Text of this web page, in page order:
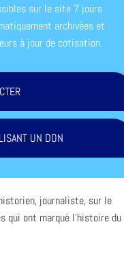
sur le site 7 jours
archivées et
à jour de cotisation.
UN DON
journaliste, sur le
qui ont marqué l’histoire du